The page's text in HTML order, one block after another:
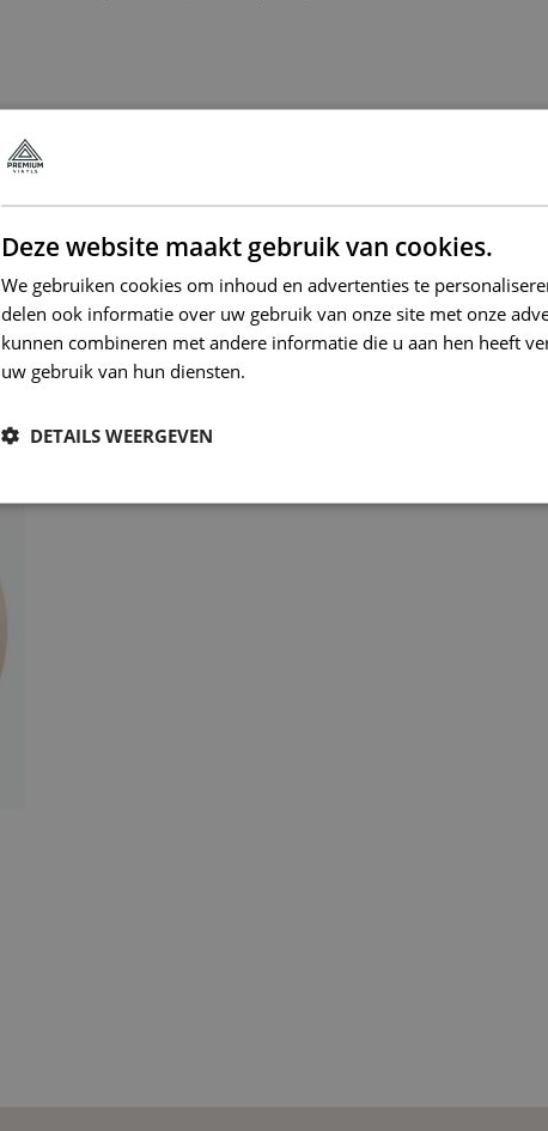
110 Micron
1.52 meter
Deze website maakt gebruik van cookies.
We gebruiken cookies om inhoud en advertenties te
delen ook informatie over uw gebruik van onze site met onze
kunnen combineren met andere informatie die u aan hen heeft
uw gebruik van hun diensten.
DETAILS WEERGEVEN